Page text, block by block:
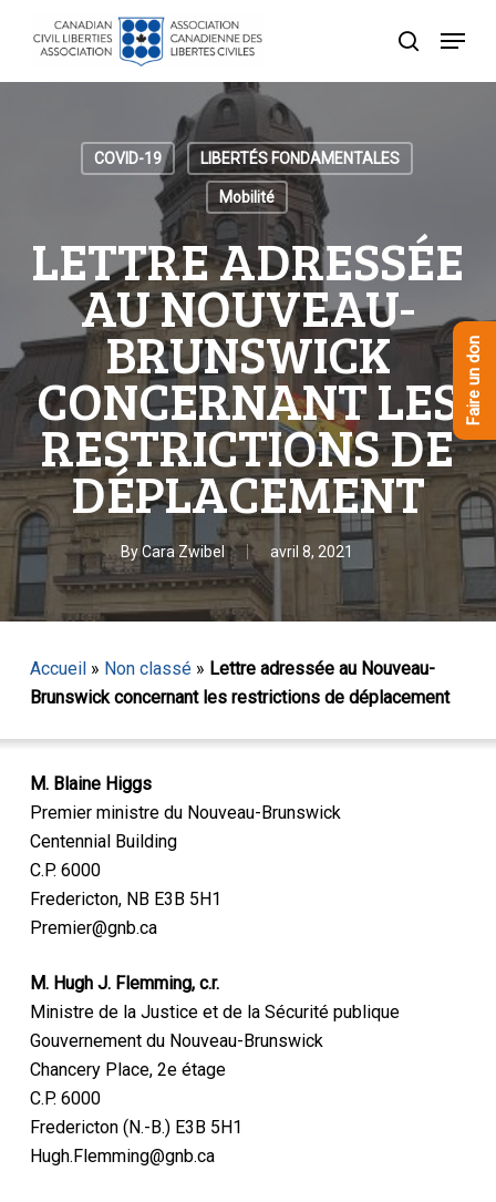
recherche
Menu
COVID-19 LIBERTÉS FONDAMENTALES
Mobilité
LETTRE ADRESSÉE
AU NOUVEAU-
BRUNSWICK
CONCERNANT LES
RESTRICTIONS DE
DÉPLACEMENT
ByCara Zwibel avril 8, 2021
Accueil» Non classé» Lettre adressée au Nouveau-
Brunswick concernant les restrictions de déplacement
M. Blaine Higgs
Premier ministre du Nouveau-Brunswick
Centennial Building
C.P. 6000
Fredericton, NB E3B 5H1
Premier@gnb.ca
M. Hugh J. Flemming, c.r.
Ministre de la Justice et de la Sécurité publique
Gouvernement du Nouveau-Brunswick
Chancery Place, 2e étage
C.P. 6000
Fredericton (N.-B.) E3B 5H1
Hugh.Flemming@gnb.ca
Faire un don